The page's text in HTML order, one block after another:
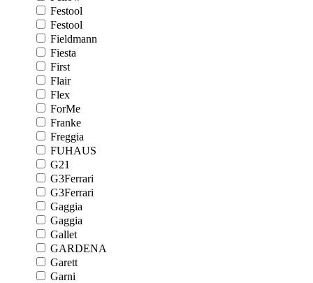
Festool
Festool
Fieldmann
Fiesta
First
Flair
Flex
ForMe
Franke
Freggia
FUHAUS
G21
G3Ferrari
G3Ferrari
Gaggia
Gaggia
Gallet
GARDENA
Garett
Garni